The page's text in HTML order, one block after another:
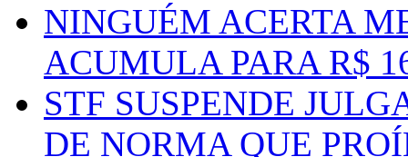
NINGUÉM ACERTA
ACUMULA PARA R$
STF SUSPENDE
DE NORMA QUE